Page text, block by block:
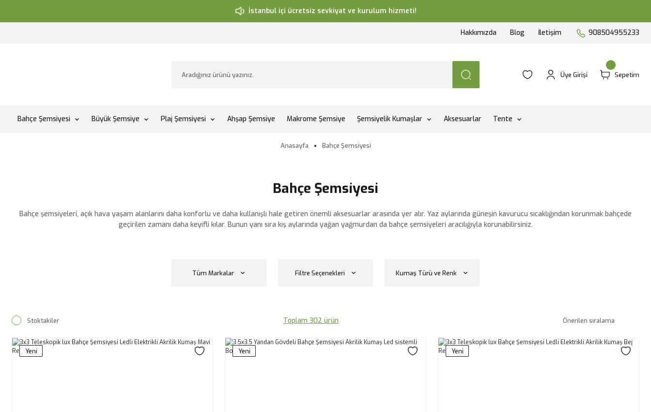
İstanbul içi ücretsiz sevkiyat ve kurulum hizmeti!
Hakkımızda Blog İletişim 908504955233
Üye Girişi Sepetim
Bahçe Şemsiyesi Büyük Şemsiye Plaj Şemsiyesi Ahşap Şemsiye Makrome Şemsiye Şemsiyelik Kumaşlar Aksesuarlar Tente
Anasayfa Bahçe Şemsiyesi
Bahçe Şemsiyesi
Bahçe şemsiyeleri, açık hava yaşam alanlarını daha konforlu ve daha kullanışlı hale getiren önemli aksesuarlar arasında yer alır. Yaz aylarında güneşin kavurucu sıcaklığından korunmak bahçede
geçirilen zamanı daha keyifli kılar. Bunun yanı sıra kış aylarında yağan yağmurdan da bahçe şemsiyeleri aracılığıyla korunabilirsiniz.
Tüm Markalar Filtre Seçenekleri Kumaş Türü ve Renk
Stoktakiler Toplam 302 ürün
Yeni Yeni Yeni